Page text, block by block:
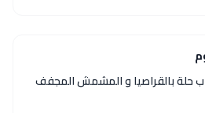
حلة بالقراصيا و المشمش المجفف